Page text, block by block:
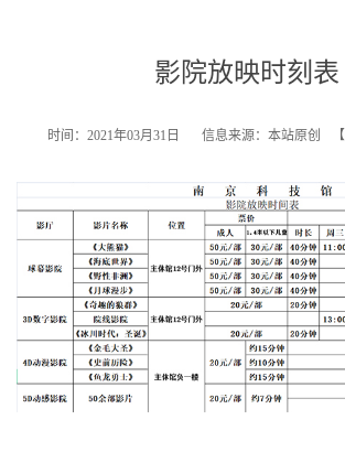
影院放映时刻表
时间：2021年03月31日 信息来源：本站原创 【